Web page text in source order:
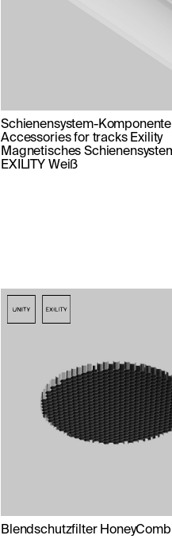
Schienensystem-
Accessories for tracks Exility
Magnetisches
EXILITY Weiß
Blendschutzfilter